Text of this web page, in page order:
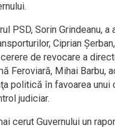
PSD, Sorin Grindeanu,
Ciprian
de revocare a
Feroviară, Mihai Barbu,
politică în favoarea unui
judiciar.
cerut Guvernului un